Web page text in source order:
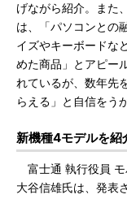
げながら紹介。また
は、「パソコンとの
イズやキーボードな
めた商品」とアピー
れているが、数年先
らえる」と自信をう
新機種4モデルを紹
富士通 執行役員 モ
大谷信雄氏は、発表